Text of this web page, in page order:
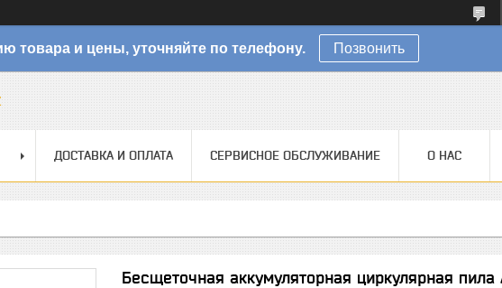
товара и цены, уточняйте по телефону. Позвонить
ДОСТАВКА И ОПЛАТА СЕРВИСНОЕ ОБСЛУЖИВАНИЕ О НАС
Бесщеточная аккумуляторная циркулярная пила